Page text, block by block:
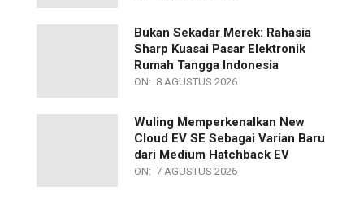
Bukan Sekadar Merek: Rahasia
Sharp Kuasai Pasar Elektronik
Rumah Tangga Indonesia
ON: 8 AGUSTUS 2026
Wuling Memperkenalkan New
Cloud EV SE Sebagai Varian Baru
dari Medium Hatchback EV
ON: 7 AGUSTUS 2026